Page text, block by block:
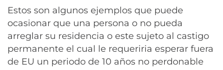
Estos son algunos ejemplos que puede
ocasionar que una persona o no pueda
arreglar su residencia o este sujeto al castigo
permanente el cual le requeriria esperar fuera
de EU un periodo de 10 años no perdonable